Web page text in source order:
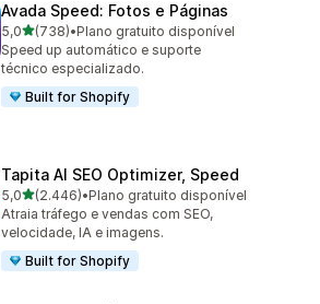
Avada Speed: Fotos e Páginas
5,0de 5 estrelas
(738)
738 avaliações ao todo
•Plano gratuito disponível
Speed up automático e suporte
técnico especializado.
Built for Shopify
Tapita AI SEO Optimizer, Speed
5,0de 5 estrelas
(2.446)
2446 avaliações ao todo
•Plano gratuito disponível
Atraia tráfego e vendas com SEO,
velocidade, IA e imagens.
Built for Shopify